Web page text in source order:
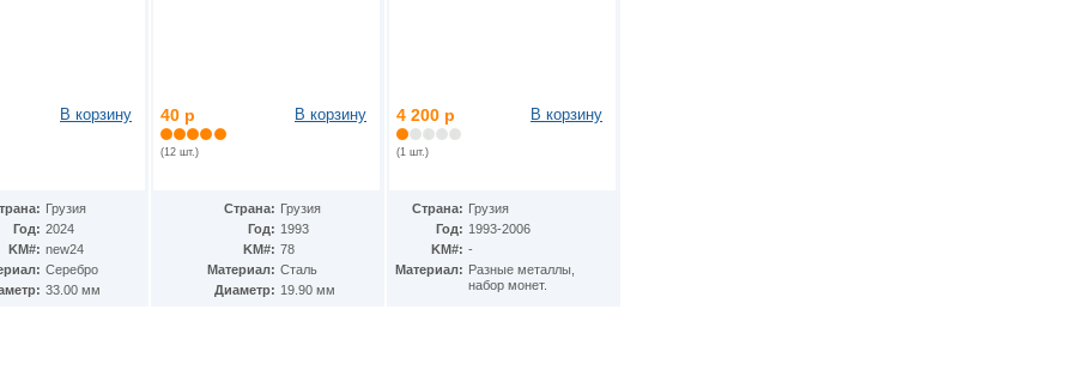
В корзину
Грузия
Год: 2024
KM#: new24
Серебро
33.00 мм
40 р
(12 шт.)
В корзину
Страна: Грузия
Год: 1993
KM#: 78
Материал: Сталь
Диаметр: 19.90 мм
4 200 р
(1 шт.)
В корзину
Страна: Грузия
Год: 1993-2006
KM#: -
Материал: Разные металлы,
набор монет.